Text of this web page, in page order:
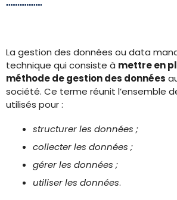
La gestion des données ou data
technique qui consiste à mettre en
méthode de gestion des données
société. Ce terme réunit l’ensemble
utilisés pour :
structurer les données ;
collecter les données ;
gérer les données ;
utiliser les données.